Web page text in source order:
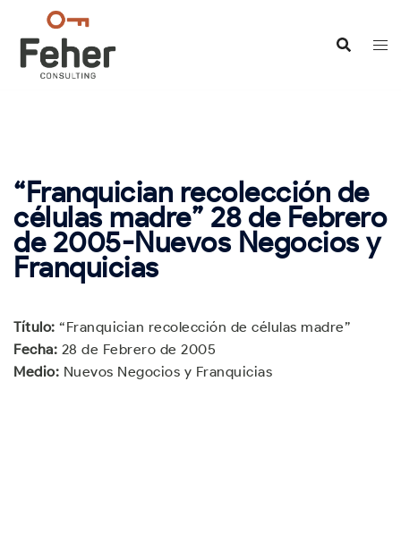
contenido
“Franquician recolección de
células madre” 28 de Febrero
de 2005-Nuevos Negocios y
Franquicias
Título: “Franquician recolección de células madre”
Fecha: 28 de Febrero de 2005
Medio: Nuevos Negocios y Franquicias